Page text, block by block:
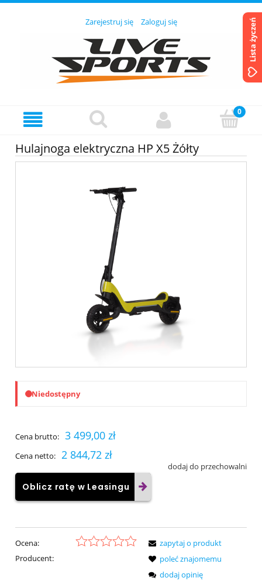
Zarejestruj się Zaloguj się
Hulajnoga elektryczna HP X5 Żółty
Niedostępny
Cena brutto: 3 499,00 zł
Cena netto: 2 844,72 zł
dodaj do przechowalni
Oblicz ratę w Leasingu
Ocena:
Producent:
zapytaj o produkt
poleć znajomemu
dodaj opinię
Lista życzeń